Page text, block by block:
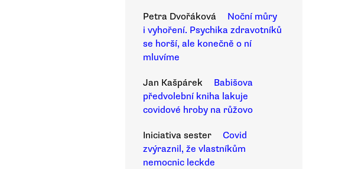
Petra Dvořáková
Noční můry
i vyhoření. Psychika zdravotníků
se horší, ale konečně o ní
mluvíme
Jan Kašpárek
Babišova
předvolební kniha lakuje
covidové hroby na růžovo
Iniciativa sester
Covid
zvýraznil, že vlastníkům
nemocnic leckde